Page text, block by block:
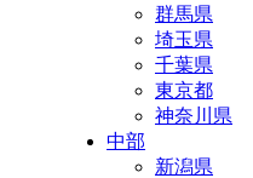
群馬県
埼玉県
千葉県
東京都
神奈川県
中部
新潟県